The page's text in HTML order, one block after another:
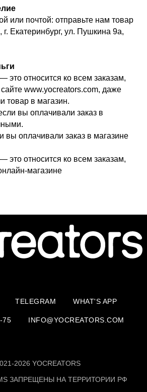
или почтой: отправьте нам товар
Екатеринбург, ул. Пушкина 9а,
это относится ко всем заказам,
www.yocreators.com, даже
товар в магазин.
вы оплачивали заказ в
вы оплачивали заказ в магазине
это относится ко всем заказам,
магазине
TELEGRAM WHAT'S APP
75 INFO@YOCREATORS.COM
2026 YOCREATORS
ЗАПРЕЩЕНЫ НА ТЕРРИТОРИИ РФ